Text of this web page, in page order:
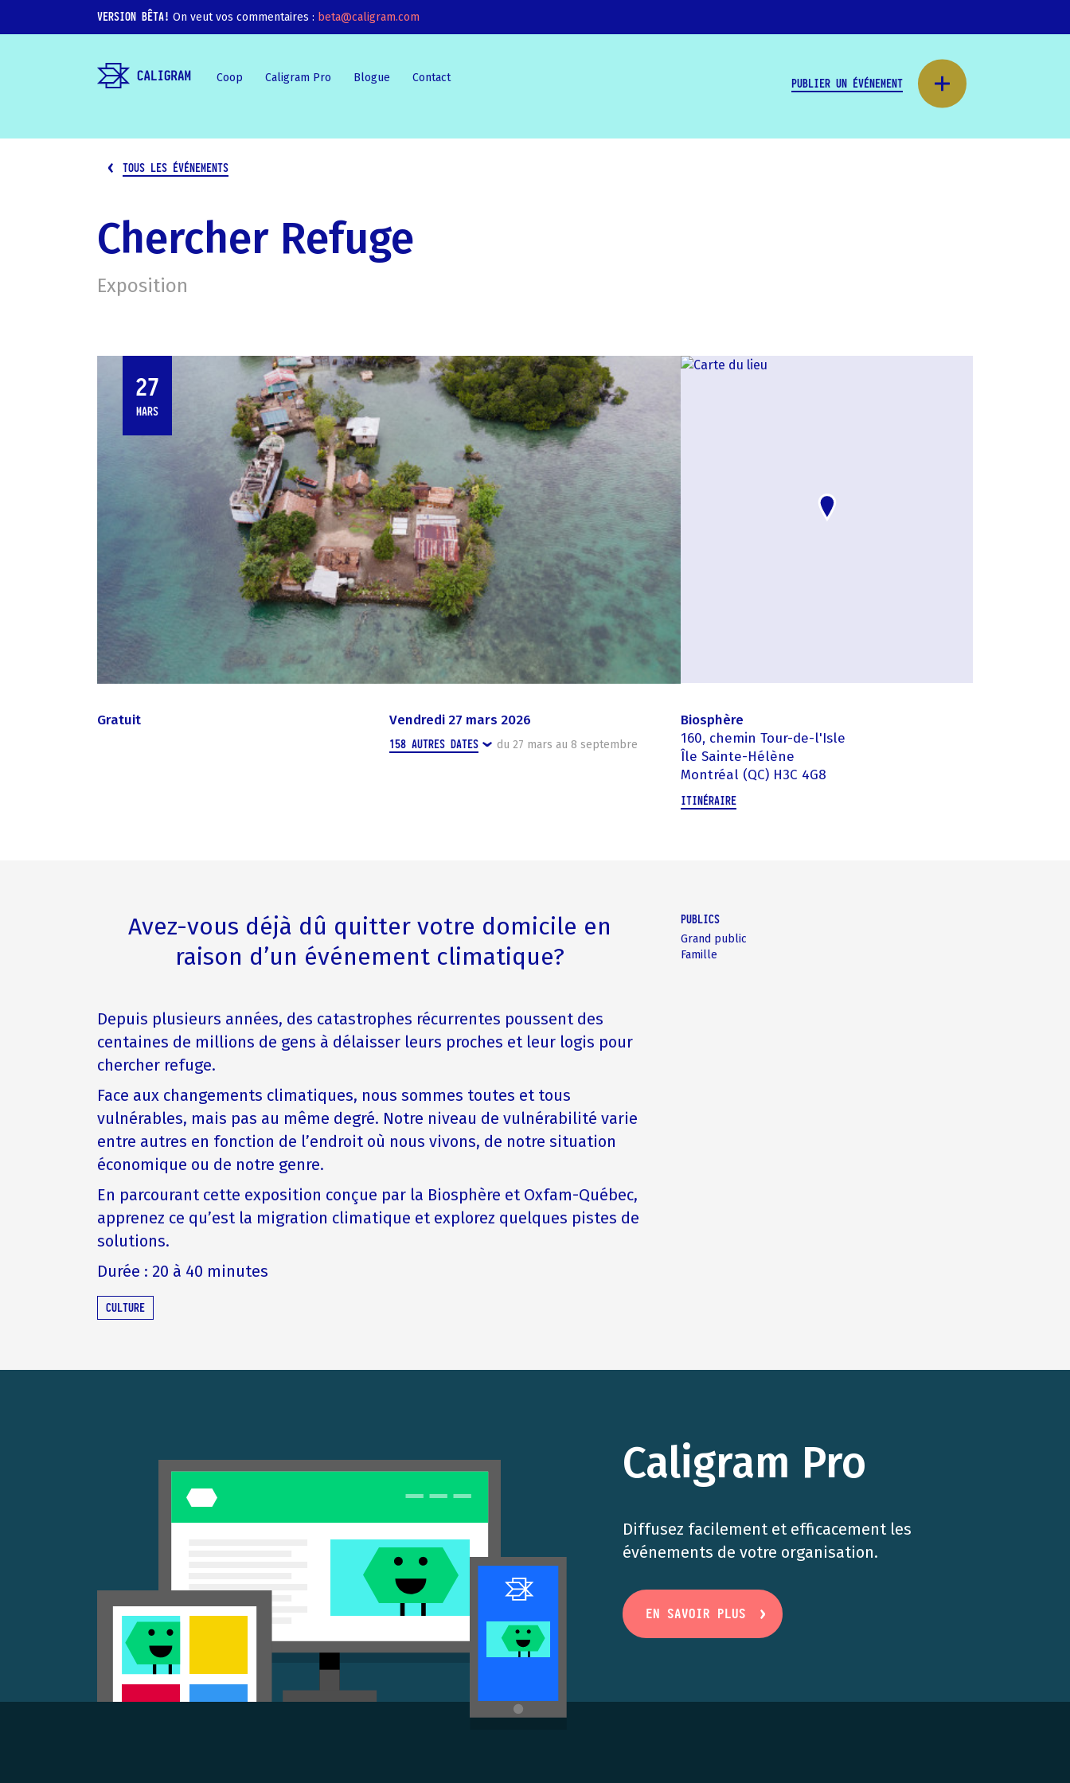
VERSION BÊTA! On veut vos commentaires : beta@caligram.com
Coop Caligram Pro Blogue Contact PUBLIER UN ÉVÉNEMENT
TOUS LES ÉVÉNEMENTS
Chercher Refuge
Exposition
27
MARS
Gratuit vendredi 27 mars 2026
158 AUTRES DATES du 27 mars au 8 septembre
Biosphère
160, chemin Tour-de-l'Isle
Île Sainte-Hélène
Montréal (QC) H3C 4G8
ITINÉRAIRE
Avez-vous déjà dû quitter votre domicile en
raison d’un événement climatique?
Depuis plusieurs années, des catastrophes récurrentes poussent des
centaines de millions de gens à délaisser leurs proches et leur logis pour
chercher refuge.
Face aux changements climatiques, nous sommes toutes et tous
vulnérables, mais pas au même degré. Notre niveau de vulnérabilité varie
entre autres en fonction de l’endroit où nous vivons, de notre situation
économique ou de notre genre.
En parcourant cette exposition conçue par la Biosphère et Oxfam-Québec,
apprenez ce qu’est la migration climatique et explorez quelques pistes de
solutions.
Durée : 20 à 40 minutes
CULTURE
PUBLICS
Grand public
Famille
Caligram Pro
Diffusez facilement et efficacement les
événements de votre organisation.
EN SAVOIR PLUS